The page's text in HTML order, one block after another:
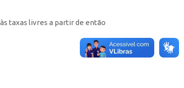
taxas livres a partir de então